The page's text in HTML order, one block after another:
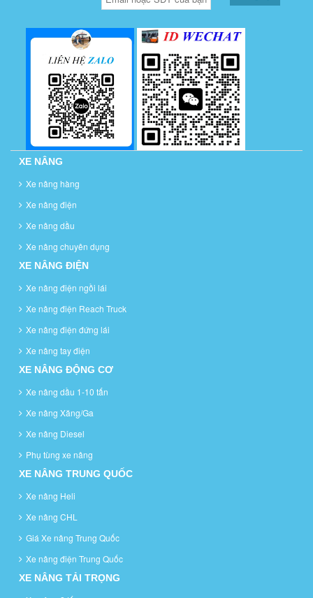
XE NÂNG
Xe nâng hàng
Xe nâng điện
Xe nâng dầu
Xe nâng chuyên dụng
XE NÂNG ĐIỆN
Xe nâng điện ngồi lái
Xe nâng điện Reach Truck
Xe nâng điện đứng lái
Xe nâng tay điện
XE NÂNG ĐỘNG CƠ
Xe nâng dầu 1-10 tấn
Xe nâng Xăng/Ga
Xe nâng Diesel
Phụ tùng xe nâng
XE NÂNG TRUNG QUỐC
Xe nâng Heli
Xe nâng CHL
Giá Xe nâng Trung Quốc
Xe nâng điện Trung Quốc
XE NÂNG TẢI TRỌNG